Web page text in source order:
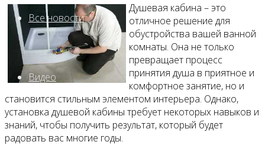
Все новости
Видео
Душевая кабина – это
отличное решение для
обустройства вашей ванной
комнаты. Она не только
превращает процесс
принятия душа в приятное и
комфортное занятие, но и
становится стильным элементом интерьера. Однако,
установка душевой кабины требует некоторых навыков и
знаний, чтобы получить результат, который будет
радовать вас многие годы.